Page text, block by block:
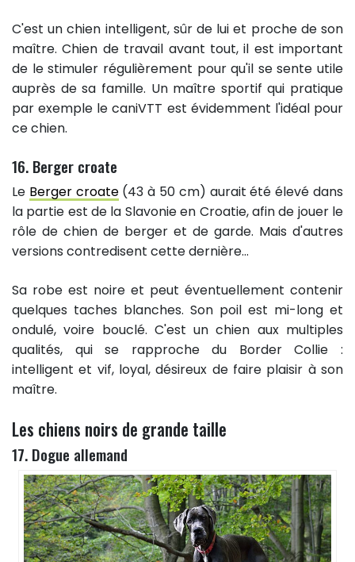
C'est un chien intelligent, sûr de lui et proche de son
maître. Chien de travail avant tout, il est important
de le stimuler régulièrement pour qu'il se sente utile
auprès de sa famille. Un maître sportif qui pratique
par exemple le caniVTT est évidemment l'idéal pour
ce chien.
16. Berger croate
Le Berger croate(43 à 50 cm) aurait été élevé dans
la partie est de la Slavonie en Croatie, afin de jouer le
rôle de chien de berger et de garde. Mais d'autres
versions contredisent cette dernière...
Sa robe est noire et peut éventuellement contenir
quelques taches blanches. Son poil est mi-long et
ondulé, voire bouclé. C'est un chien aux multiples
qualités, qui se rapproche du Border Collie :
intelligent et vif, loyal, désireux de faire plaisir à son
maître.
Les chiens noirs de grande taille
17. Dogue allemand